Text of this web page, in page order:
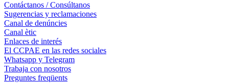
Contáctanos / Consúltanos
Sugerencias y reclamaciones
Canal de denúncies
Canal ètic
Enlaces de interés
El CCPAE en las redes sociales
Whatsapp y Telegram
Trabaja con nosotros
Preguntes freqüents